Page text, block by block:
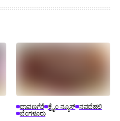
ದಾವಣಗೆರೆ ಕ್ರೈಂ ನ್ಯೂಸ್ ನವದೆಹಲಿ
ಬೆಂಗಳೂರು